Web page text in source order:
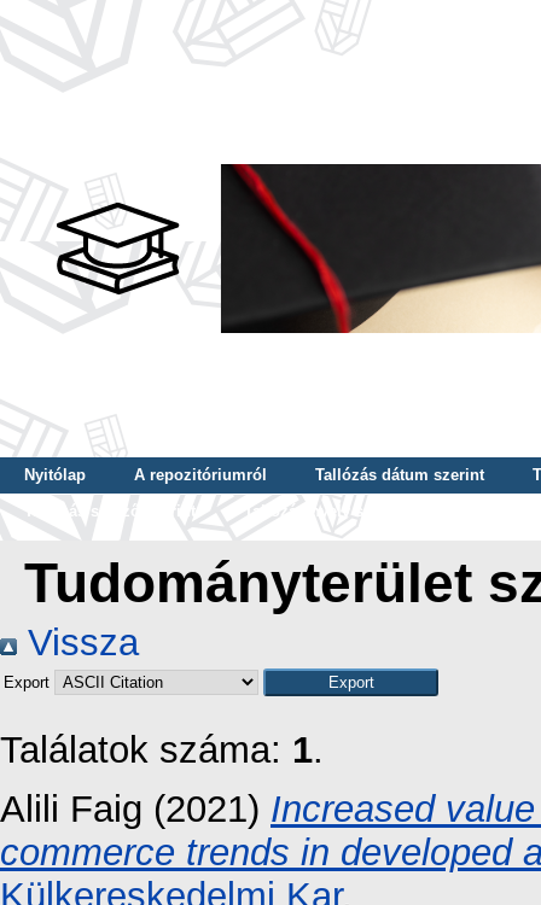
Nyitólap A repozitóriumról Tallózás dátum szerint
Tallózás szerző szerint
Tallózás nyelv szerint
Tudományterület
Vissza
Export
Találatok száma: 1.
Alili Faig (2021) Increased
commerce trends in developed
Külkereskedelmi Kar.